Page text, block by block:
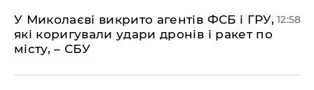
У Миколаєві викрито агентів ФСБ і ГРУ,
які коригували удари дронів і ракет по
місту, – СБУ
12:58